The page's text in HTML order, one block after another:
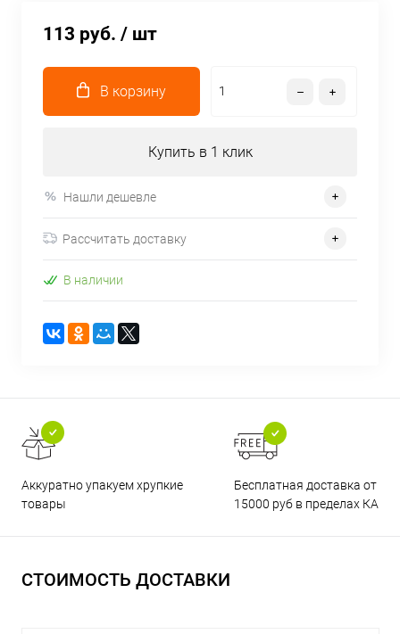
113 руб. / шт
В корзину
Купить в 1 клик
Нашли дешевле
Рассчитать доставку
В наличии
Аккуратно упакуем хрупкие
товары
Бесплатная доставка от
15000 руб в пределах КАД
СТОИМОСТЬ ДОСТАВКИ